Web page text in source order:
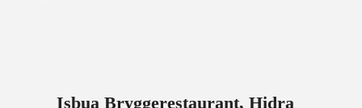
Isbua Bryggerestaurant, Hidra